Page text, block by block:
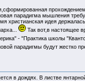
парадигма мышления
христианская идея
Так вот,в настоящее
- "Практика школы
парадигмы будут жестко
в дождях. В листве